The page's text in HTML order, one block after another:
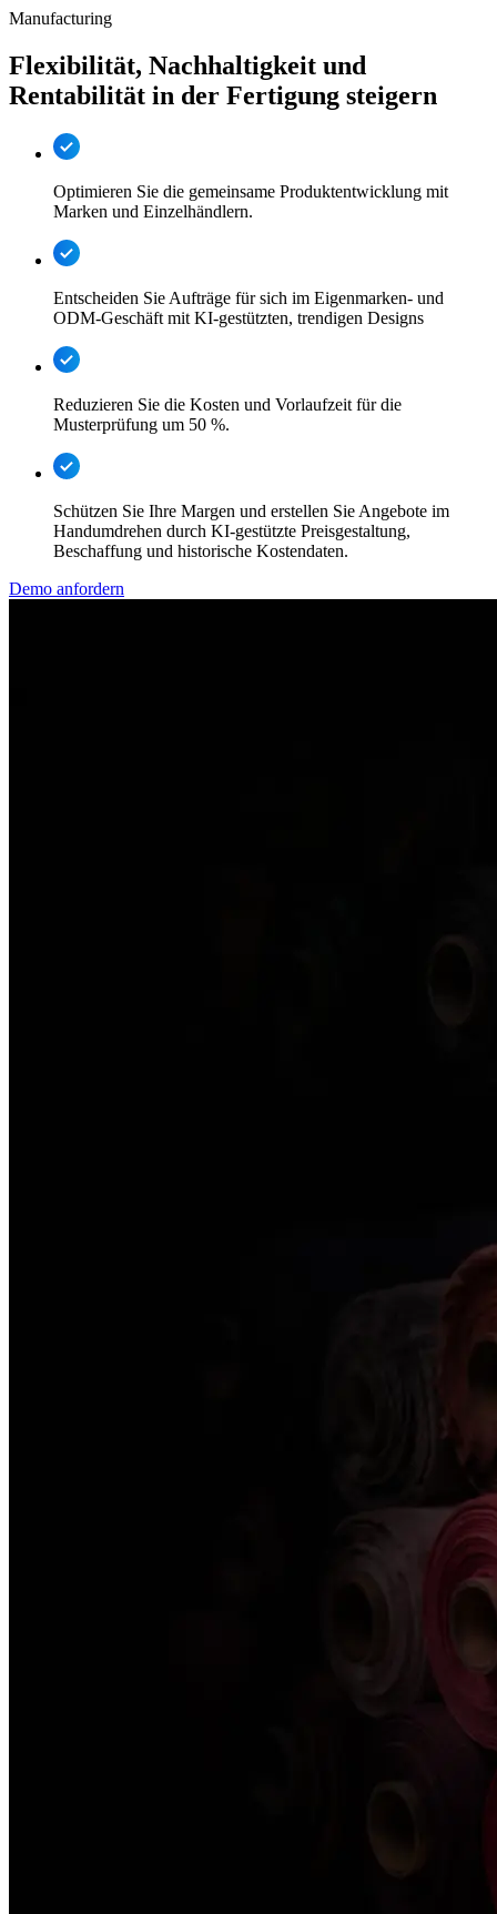
Manufacturing
Flexibilität, Nachhaltigkeit und
Rentabilität in der Fertigung steigern
Optimieren Sie die gemeinsame Produktentwicklung mit
Marken und Einzelhändlern.
Entscheiden Sie Aufträge für sich im Eigenmarken- und
ODM-Geschäft mit KI-gestützten, trendigen Designs
Reduzieren Sie die Kosten und Vorlaufzeit für die
Musterprüfung um 50 %.
Schützen Sie Ihre Margen und erstellen Sie Angebote im
Handumdrehen durch KI-gestützte Preisgestaltung,
Beschaffung und historische Kostendaten.
Demo anfordern